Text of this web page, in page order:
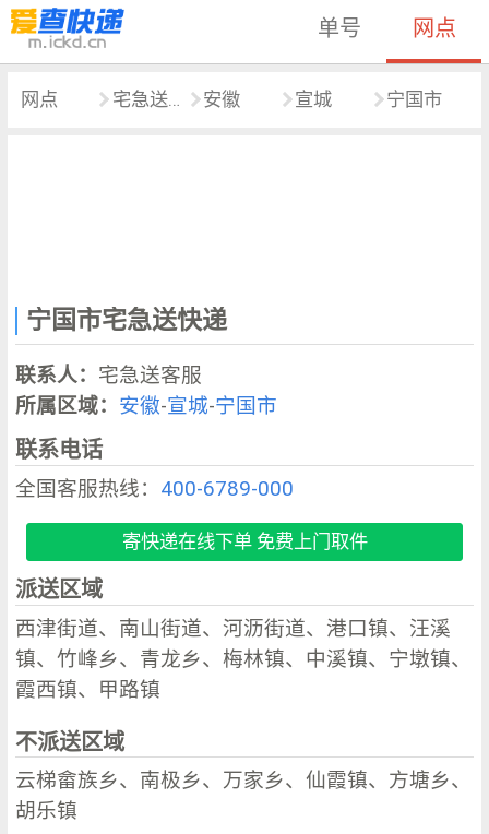
单号 网点
网点 宅急送快递安徽 宣城 宁国市
宁国市宅急送快递
联系人： 宅急送客服
所属区域： 安徽-宣城-宁国市
联系电话
全国客服热线： 400-6789-000
寄快递在线下单 免费上门取件
派送区域
西津街道、南山街道、河沥街道、港口镇、汪溪
镇、竹峰乡、青龙乡、梅林镇、中溪镇、宁墩镇、
霞西镇、甲路镇
不派送区域
云梯畲族乡、南极乡、万家乡、仙霞镇、方塘乡、
胡乐镇